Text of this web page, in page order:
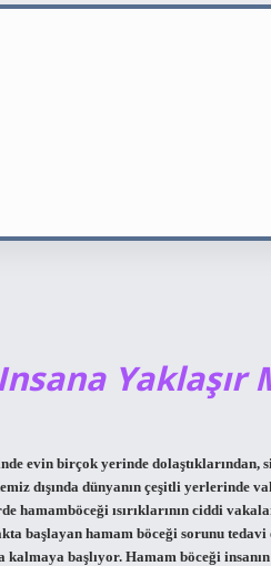
Yaklaşır
evin birçok yerinde dolaştıklarından,
dışında dünyanın çeşitli yerlerinde
hamamböceği ısırıklarının ciddi
başlayan hamam böceği sorunu tedavi
başlıyor. Hamam böceği